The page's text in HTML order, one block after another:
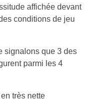
affichée devant
conditions de jeu
signalons que 3 des
parmi les 4
très nette